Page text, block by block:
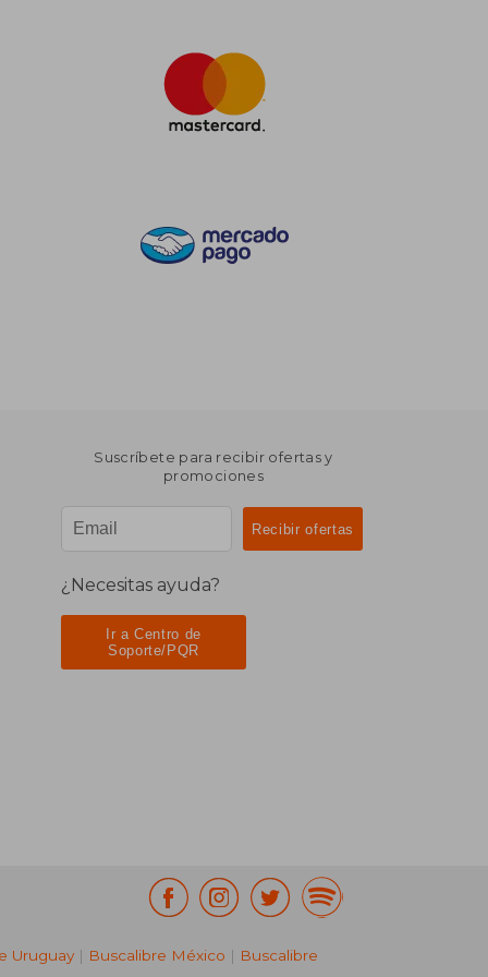
Suscríbete para recibir ofertas y
promociones
¿Necesitas ayuda?
Ir a Centro de
Soporte/PQR
Uruguay | Buscalibre México | Buscalibre